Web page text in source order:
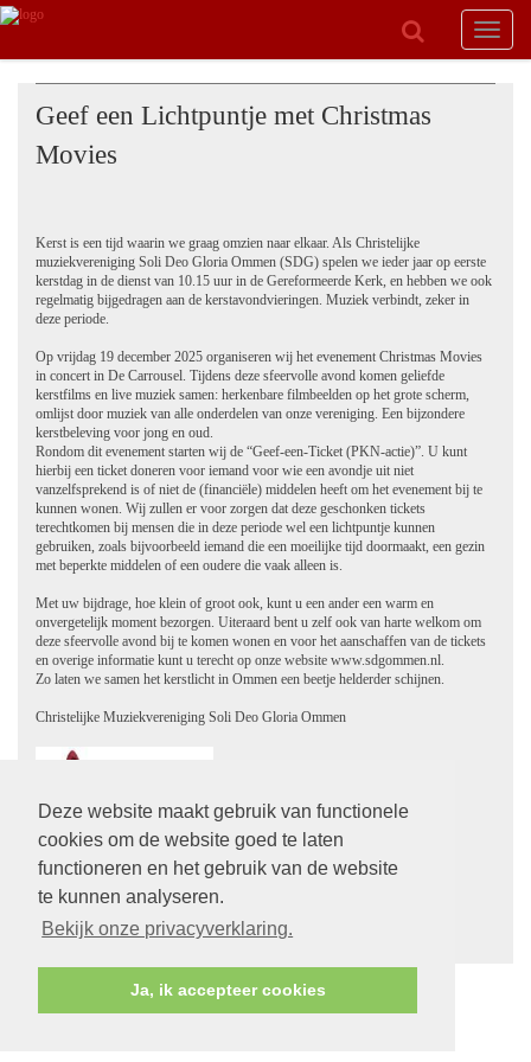
Deze website maakt gebruik van functionele
cookies om de website goed te laten
functioneren en het gebruik van de website
te kunnen analyseren.
Bekijk onze privacyverklaring.
Ja, ik accepteer cookies
Toggle
Geef een Lichtpuntje met Christmas
Movies
Kerst is een tijd waarin we graag omzien naar elkaar. Als Christelijke
muziekvereniging Soli Deo Gloria Ommen (SDG) spelen we ieder jaar op eerste
kerstdag in de dienst van 10.15 uur in de Gereformeerde Kerk, en hebben we ook
regelmatig bijgedragen aan de kerstavondvieringen. Muziek verbindt, zeker in
deze periode.
Op vrijdag 19 december 2025 organiseren wij het evenement Christmas Movies
in concert in De Carrousel. Tijdens deze sfeervolle avond komen geliefde
kerstfilms en live muziek samen: herkenbare filmbeelden op het grote scherm,
omlijst door muziek van alle onderdelen van onze vereniging. Een bijzondere
kerstbeleving voor jong en oud.
Rondom dit evenement starten wij de “Geef-een-Ticket (PKN-actie)”. U kunt
hierbij een ticket doneren voor iemand voor wie een avondje uit niet
vanzelfsprekend is of niet de (financiële) middelen heeft om het evenement bij te
kunnen wonen. Wij zullen er voor zorgen dat deze geschonken tickets
terechtkomen bij mensen die in deze periode wel een lichtpuntje kunnen
gebruiken, zoals bijvoorbeeld iemand die een moeilijke tijd doormaakt, een gezin
met beperkte middelen of een oudere die vaak alleen is.
Met uw bijdrage, hoe klein of groot ook, kunt u een ander een warm en
onvergetelijk moment bezorgen. Uiteraard bent u zelf ook van harte welkom om
deze sfeervolle avond bij te komen wonen en voor het aanschaffen van de tickets
en overige informatie kunt u terecht op onze website www.sdgommen.nl.
Zo laten we samen het kerstlicht in Ommen een beetje helderder schijnen.
Christelijke Muziekvereniging Soli Deo Gloria Ommen
terug